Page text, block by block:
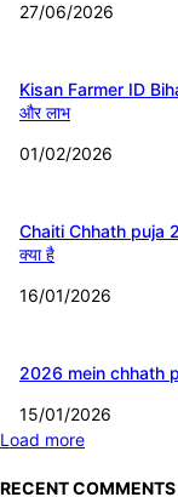
27/06/2026
Kisan Farmer ID
और लाभ
01/02/2026
Chaiti Chhath puja
क्या है
16/01/2026
2026 mein chhath
15/01/2026
Load more
RECENT COMMENTS